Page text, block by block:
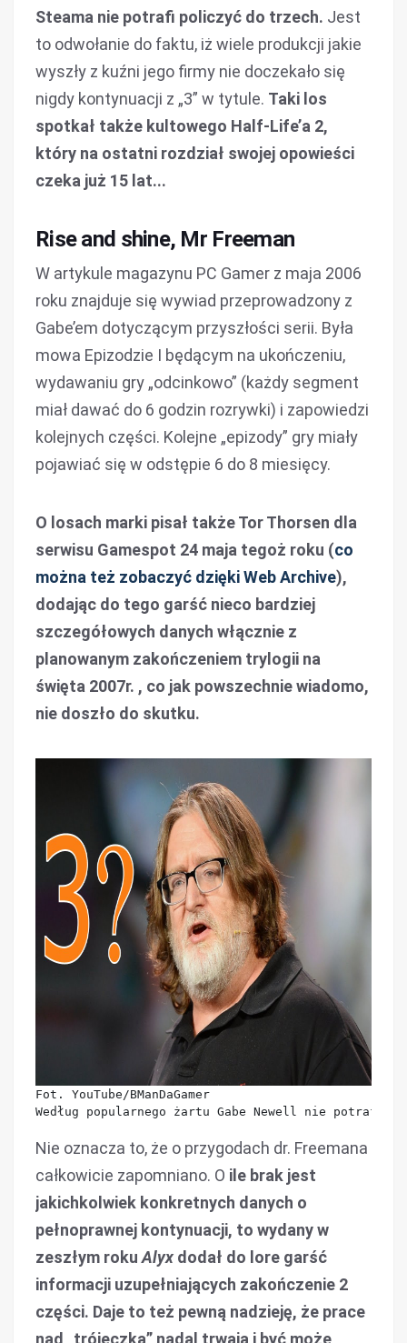
Steama nie potrafi policzyć do trzech. Jest
to odwołanie do faktu, iż wiele produkcji jakie
wyszły z kuźni jego firmy nie doczekało się
nigdy kontynuacji z „3” w tytule. Taki los
spotkał także kultowego Half-Life’a 2,
który na ostatni rozdział swojej opowieści
czeka już 15 lat...
Rise and shine, Mr Freeman
W artykule magazynu PC Gamer z maja 2006
roku znajduje się wywiad przeprowadzony z
Gabe’em dotyczącym przyszłości serii. Była
mowa Epizodzie I będącym na ukończeniu,
wydawaniu gry „odcinkowo” (każdy segment
miał dawać do 6 godzin rozrywki) i zapowiedzi
kolejnych części. Kolejne „epizody” gry miały
pojawiać się w odstępie 6 do 8 miesięcy.
O losach marki pisał także Tor Thorsen dla
serwisu Gamespot 24 maja tegoż roku (co
można też zobaczyć dzięki Web Archive),
dodając do tego garść nieco bardziej
szczegółowych danych włącznie z
planowanym zakończeniem trylogii na
święta 2007r. , co jak powszechnie wiadomo,
nie doszło do skutku.
Fot. YouTube/BManDaGamer
Według popularnego żartu Gabe Newell nie potrafi
Nie oznacza to, że o przygodach dr. Freemana
całkowicie zapomniano. O ile brak jest
jakichkolwiek konkretnych danych o
pełnoprawnej kontynuacji, to wydany w
zeszłym rokuAlyx dodał do lore garść
informacji uzupełniających zakończenie 2
części. Daje to też pewną nadzieję, że prace
nad „trójeczką” nadal trwają i być może,